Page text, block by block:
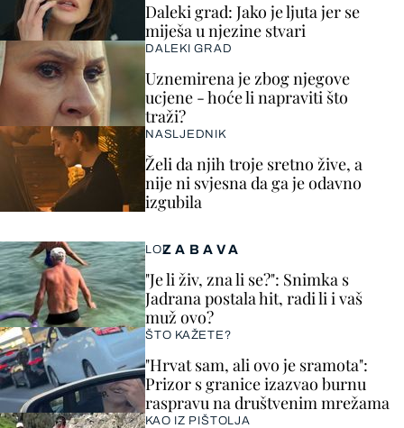
ZABAVA
LOL
"Je li živ, zna li se?": Snimka s
Jadrana postala hit, radi li i vaš
muž ovo?
ŠTO KAŽETE?
"Hrvat sam, ali ovo je sramota":
Prizor s granice izazvao burnu
raspravu na društvenim mrežama
KAO IZ PIŠTOLJA
Daleki grad: Jako je ljuta jer se
miješa u njezine stvari
DALEKI GRAD
Uznemirena je zbog njegove
ucjene - hoće li napraviti što
traži?
NASLJEDNIK
Želi da njih troje sretno žive, a
nije ni svjesna da ga je odavno
izgubila